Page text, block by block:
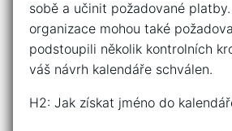
sobě a učinit požadované
organizace mohou také
podstoupili několik kontrolních
váš návrh kalendáře schválen.
H2: Jak získat jméno do